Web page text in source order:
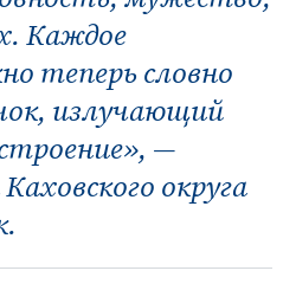
Каждое
теперь словно
излучающий
—
округа